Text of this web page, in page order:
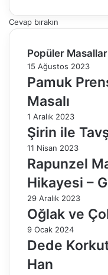
Cevap bırakın
Popüler
15 Ağustos 2023
Pamuk
Masalı
1 Aralık 2023
Şirin ile
11 Nisan 2023
Rapunzel
Hikayesi –
29 Aralık 2023
Oğlak ve
9 Ocak 2024
Dede
Han